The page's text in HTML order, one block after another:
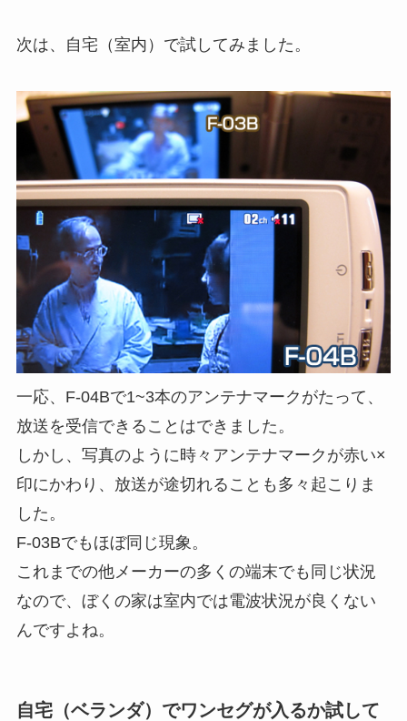
次は、自宅（室内）で試してみました。
一応、F-04Bで1~3本のアンテナマークがたって、
放送を受信できることはできました。
しかし、写真のように時々アンテナマークが赤い×
印にかわり、放送が途切れることも多々起こりま
した。
F-03Bでもほぼ同じ現象。
これまでの他メーカーの多くの端末でも同じ状況
なので、ぼくの家は室内では電波状況が良くない
んですよね。
自宅（ベランダ）でワンセグが入るか試して